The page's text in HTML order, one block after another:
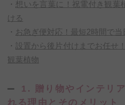
・ 想いを言葉に！祝電付き観葉
ける
・ お急ぎ便対応！最短2時間で
・
設置から後片付けまでお任せ
観葉植物
1. 贈り物やインテリ
れる理由とそのメリット